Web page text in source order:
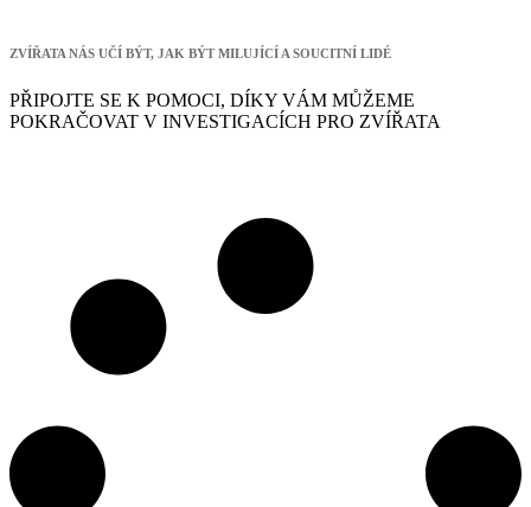
ZVÍŘATA NÁS UČÍ BÝT, JAK BÝT MILUJÍCÍ A SOUCITNÍ LIDÉ
PŘIPOJTE SE K POMOCI, DÍKY VÁM MŮŽEME
POKRAČOVAT V INVESTIGACÍCH PRO ZVÍŘATA